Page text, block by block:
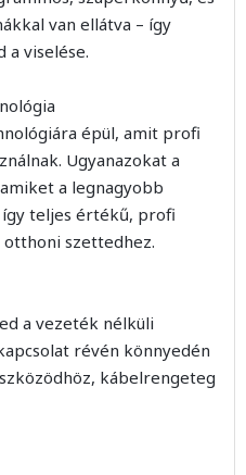
van ellátva – így
a viselése.
épül, amit profi
Ugyanazokat a
a legnagyobb
teljes értékű, profi
szettedhez.
a vezeték nélküli
révén könnyedén
kábelrengeteg